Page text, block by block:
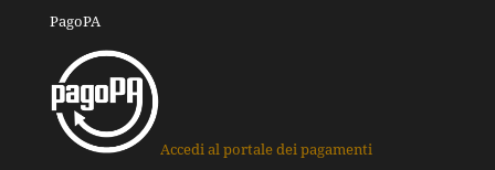
PagoPA
Accedi al portale dei pagamenti